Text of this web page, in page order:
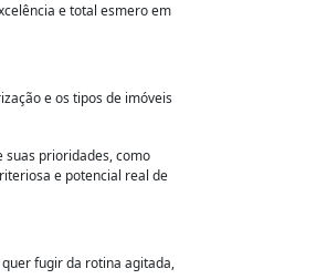
e total esmero em
e os tipos de imóveis
suas prioridades, como
e potencial real de
fugir da rotina agitada,